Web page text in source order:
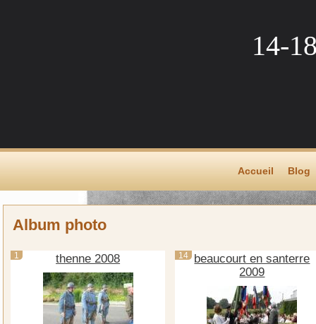
14-
Accueil Blog
Album photo
thenne 2008
1
beaucourt en santerre
2009
14